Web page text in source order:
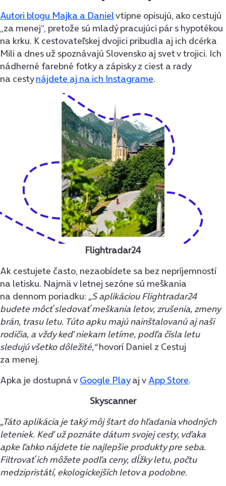
Autori blogu Majka a Danielvtipne opisujú, ako cestujú
„za menej“, pretože sú mladý pracujúci pár s hypotékou
na krku. K cestovateľskej dvojici pribudla aj ich dcérka
Mili a dnes už spoznávajú Slovensko aj svet v trojici. Ich
nádherné farebné fotky a zápisky z ciest a rady
na cestynájdete aj na ich Instagrame.
Flightradar24
Ak cestujete často, nezaobídete sa bez nepríjemností
na letisku. Najmä v letnej sezóne sú meškania
na dennom poriadku: „S aplikáciou Flightradar24
budete môcť sledovať meškania letov, zrušenia, zmeny
brán, trasu letu. Túto apku majú nainštalovanú aj naši
rodičia, a vždy keď niekam letíme, podľa čísla letu
sledujú všetko dôležité,“hovorí Daniel z Cestuj
za menej.
Apka je dostupná v Google Playaj v App Store.
Skyscanner
„Táto aplikácia je taký môj štart do hľadania vhodných
leteniek. Keď už poznáte dátum svojej cesty, vďaka
apke ľahko nájdete tie najlepšie produkty pre seba.
Filtrovať ich môžete podľa ceny, dĺžky letu, počtu
medzipristátí, ekologickejších letov a podobne.